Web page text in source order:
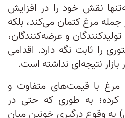
نقش خود را در افزایش
مرغ کتمان می‌کند، بلکه
و عرضه‌کنندگان،
را ثابت نگه دارد. اقدامی
نتیجه‌ای نداشته است.
با قیمت‌های متفاوت و
کرده؛ به طوری که حتی در
به وقوع درگیری خونین میان